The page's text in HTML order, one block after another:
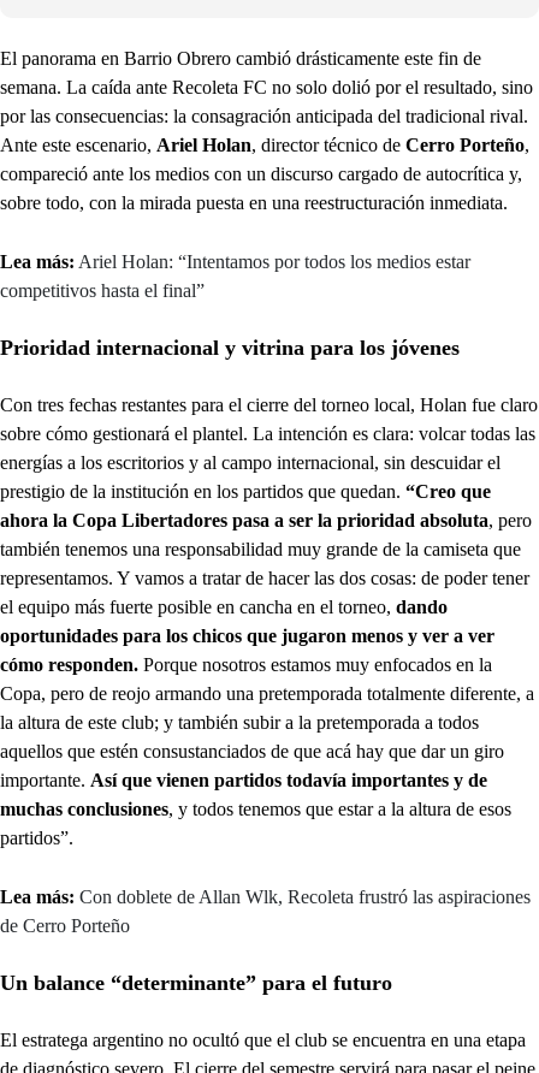
El panorama en Barrio Obrero cambió drásticamente este fin de
semana. La caída ante Recoleta FC no solo dolió por el resultado, sino
por las consecuencias: la consagración anticipada del tradicional rival.
Ante este escenario, Ariel Holan, director técnico de Cerro Porteño,
compareció ante los medios con un discurso cargado de autocrítica y,
sobre todo, con la mirada puesta en una reestructuración inmediata.
Lea más: Ariel Holan: “Intentamos por todos los medios estar
competitivos hasta el final”
Prioridad internacional y vitrina para los jóvenes
Con tres fechas restantes para el cierre del torneo local, Holan fue claro
sobre cómo gestionará el plantel. La intención es clara: volcar todas las
energías a los escritorios y al campo internacional, sin descuidar el
prestigio de la institución en los partidos que quedan. “Creo que
ahora la Copa Libertadores pasa a ser la prioridad absoluta, pero
también tenemos una responsabilidad muy grande de la camiseta que
representamos. Y vamos a tratar de hacer las dos cosas: de poder tener
el equipo más fuerte posible en cancha en el torneo, dando
oportunidades para los chicos que jugaron menos y ver a ver
cómo responden. Porque nosotros estamos muy enfocados en la
Copa, pero de reojo armando una pretemporada totalmente diferente, a
la altura de este club; y también subir a la pretemporada a todos
aquellos que estén consustanciados de que acá hay que dar un giro
importante. Así que vienen partidos todavía importantes y de
muchas conclusiones, y todos tenemos que estar a la altura de esos
partidos”.
Lea más: Con doblete de Allan Wlk, Recoleta frustró las aspiraciones
de Cerro Porteño
Un balance “determinante” para el futuro
El estratega argentino no ocultó que el club se encuentra en una etapa
de diagnóstico severo. El cierre del semestre servirá para pasar el peine